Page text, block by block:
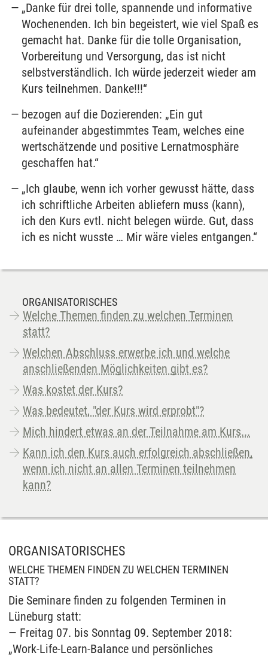
„Danke für drei tolle, spannende und informative
Wochenenden. Ich bin begeistert, wie viel Spaß es
gemacht hat. Danke für die tolle Organisation,
Vorbereitung und Versorgung, das ist nicht
selbstverständlich. Ich würde jederzeit wieder am
Kurs teilnehmen. Danke!!!“
bezogen auf die Dozierenden: „Ein gut
aufeinander abgestimmtes Team, welches eine
wertschätzende und positive Lernatmosphäre
geschaffen hat.“
„Ich glaube, wenn ich vorher gewusst hätte, dass
ich schriftliche Arbeiten abliefern muss (kann),
ich den Kurs evtl. nicht belegen würde. Gut, dass
ich es nicht wusste … Mir wäre vieles entgangen.“
ORGANISATORISCHES
Welche Themen finden zu welchen Terminen
statt?
Welchen Abschluss erwerbe ich und welche
anschließenden Möglichkeiten gibt es?
Was kostet der Kurs?
Was bedeutet, "der Kurs wird erprobt"?
Mich hindert etwas an der Teilnahme am Kurs...
Kann ich den Kurs auch erfolgreich abschließen,
wenn ich nicht an allen Terminen teilnehmen
kann?
ORGANISATORISCHES
WELCHE THEMEN FINDEN ZU WELCHEN TERMINEN
STATT?
Die Seminare finden zu folgenden Terminen in
Lüneburg statt:
— Freitag 07. bis Sonntag 09. September 2018:
„Work-Life-Learn-Balance und persönliches